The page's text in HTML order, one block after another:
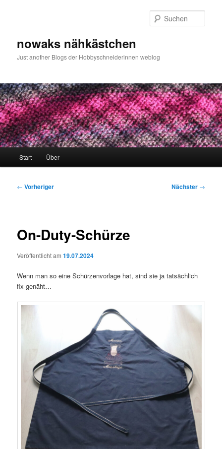
nowaks nähkästchen
Just another Blogs der Hobbyschneiderinnen weblog
Start Über
Beitragsnavigation
← Vorheriger Nächster →
On-Duty-Schürze
Veröffentlicht am19.07.2024
Wenn man so eine Schürzenvorlage hat, sind sie ja tatsächlich
fix genäht…